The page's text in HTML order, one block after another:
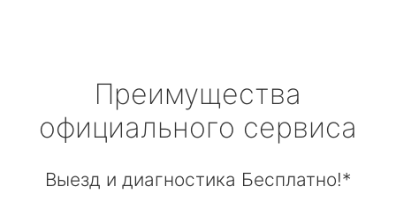
Преимущества
официального сервиса
Выезд и диагностика Бесплатно!*